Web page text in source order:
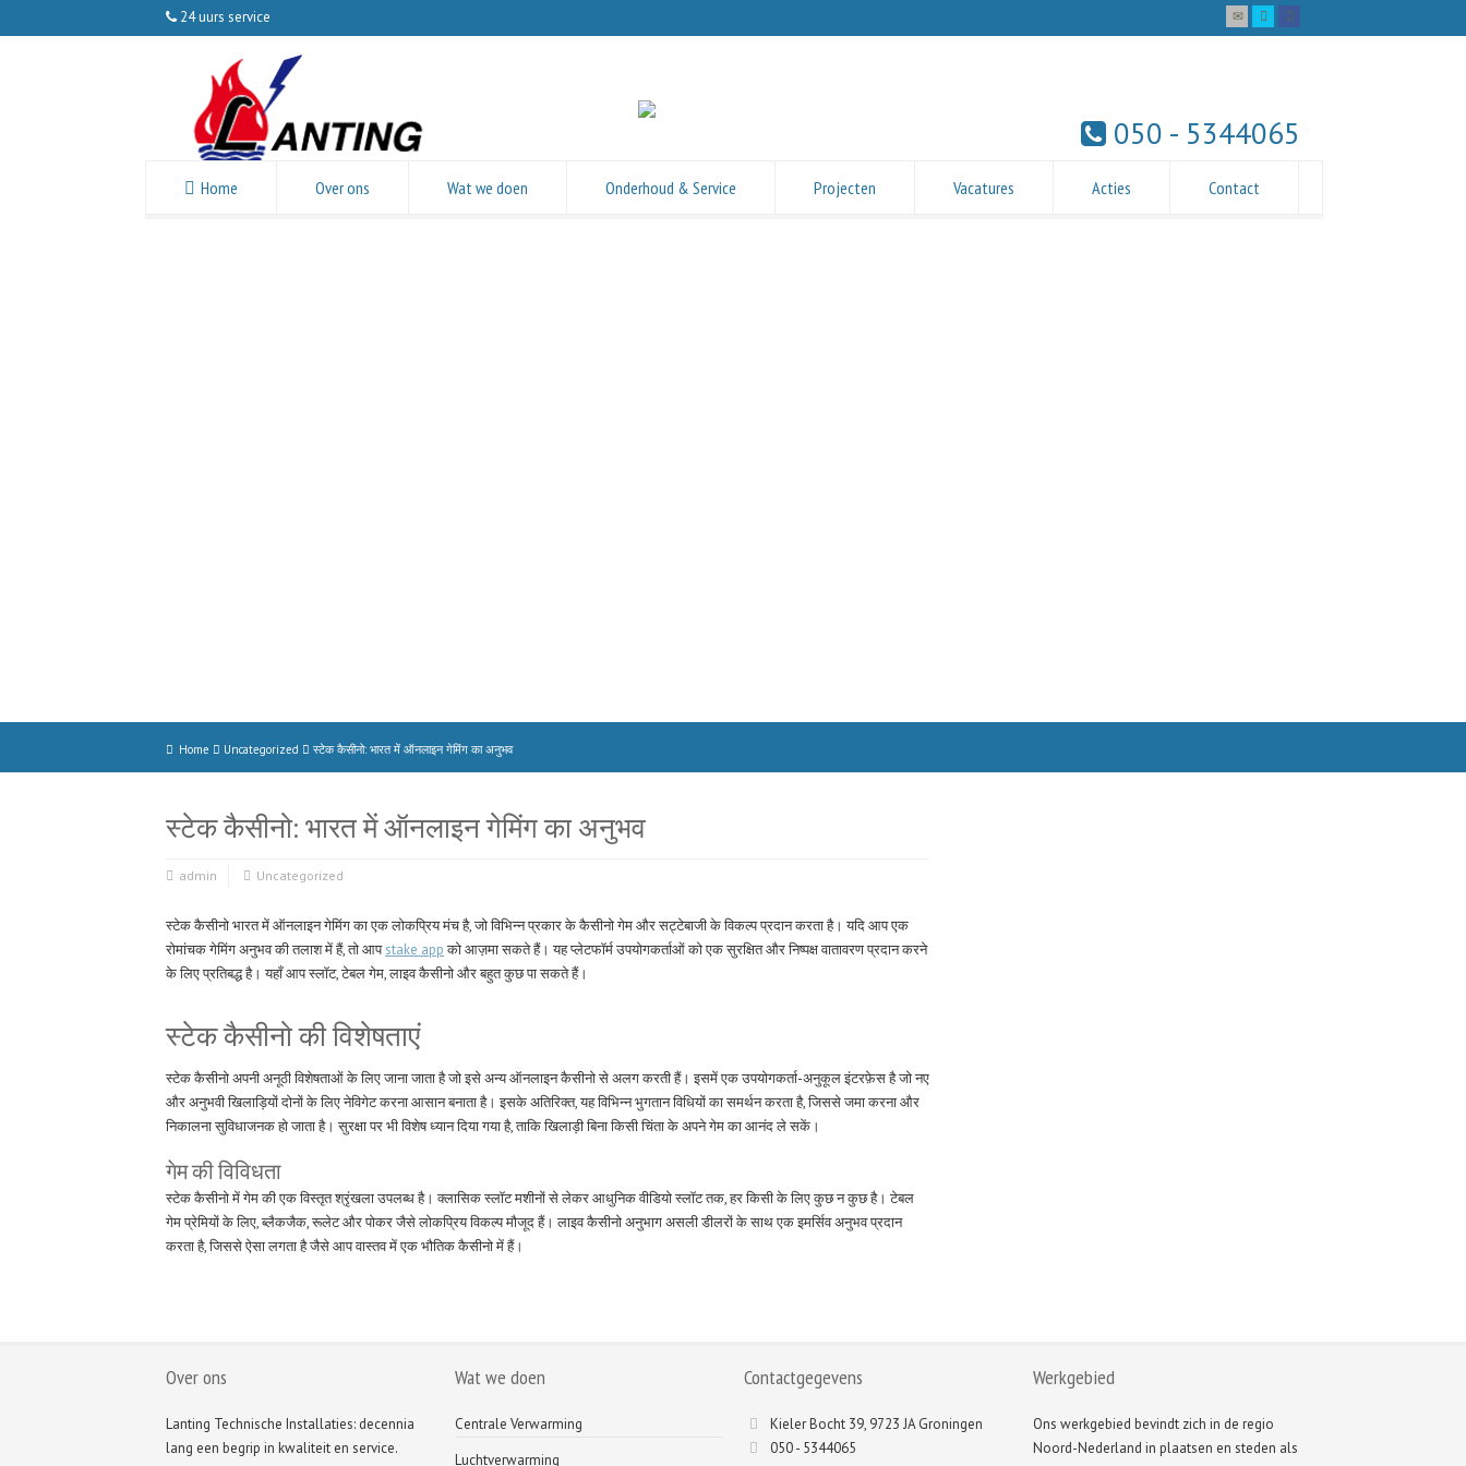
24 uurs service
050 - 5344065
Home Over ons Wat we doen Onderhoud & Service Projecten Vacatures Acties Contact
Home Uncategorized स्टेक कैसीनो: भारत में ऑनलाइन गेमिंग का अनुभव
स्टेक कैसीनो: भारत में ऑनलाइन गेमिंग का अनुभव
admin Uncategorized
स्टेक कैसीनो भारत में ऑनलाइन गेमिंग का एक लोकप्रिय मंच है, जो विभिन्न प्रकार के कैसीनो गेम और सट्टेबाजी के विकल्प प्रदान करता है। यदि आप एक
रोमांचक गेमिंग अनुभव की तलाश में हैं, तो आपstake appको आज़मा सकते हैं। यह प्लेटफॉर्म उपयोगकर्ताओं को एक सुरक्षित और निष्पक्ष वातावरण प्रदान करने
के लिए प्रतिबद्ध है। यहाँ आप स्लॉट, टेबल गेम, लाइव कैसीनो और बहुत कुछ पा सकते हैं।
स्टेक कैसीनो की विशेषताएं
स्टेक कैसीनो अपनी अनूठी विशेषताओं के लिए जाना जाता है जो इसे अन्य ऑनलाइन कैसीनो से अलग करती हैं। इसमें एक उपयोगकर्ता-अनुकूल इंटरफ़ेस है जो नए
और अनुभवी खिलाड़ियों दोनों के लिए नेविगेट करना आसान बनाता है। इसके अतिरिक्त, यह विभिन्न भुगतान विधियों का समर्थन करता है, जिससे जमा करना और
निकालना सुविधाजनक हो जाता है। सुरक्षा पर भी विशेष ध्यान दिया गया है, ताकि खिलाड़ी बिना किसी चिंता के अपने गेम का आनंद ले सकें।
गेम की विविधता
स्टेक कैसीनो में गेम की एक विस्तृत श्रृंखला उपलब्ध है। क्लासिक स्लॉट मशीनों से लेकर आधुनिक वीडियो स्लॉट तक, हर किसी के लिए कुछ न कुछ है। टेबल
गेम प्रेमियों के लिए, ब्लैकजैक, रूलेट और पोकर जैसे लोकप्रिय विकल्प मौजूद हैं। लाइव कैसीनो अनुभाग असली डीलरों के साथ एक इमर्सिव अनुभव प्रदान
करता है, जिससे ऐसा लगता है जैसे आप वास्तव में एक भौतिक कैसीनो में हैं।
Over ons
Lanting Technische Installaties: decennia
lang een begrip in kwaliteit en service.
Wat we doen
Centrale Verwarming
Luchtverwarming
Contactgegevens
Kieler Bocht 39, 9723 JA Groningen
050 - 5344065
Werkgebied
Ons werkgebied bevindt zich in de regio
Noord-Nederland in plaatsen en steden als